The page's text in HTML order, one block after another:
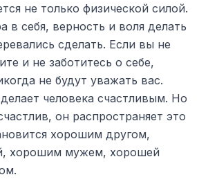
не только физической силой.
в себя, верность и воля делать
сделать. Если вы не
и не заботитесь о себе,
не будут уважать вас.
человека счастливым. Но
он распространяет это
хорошим другом,
хорошим мужем, хорошей